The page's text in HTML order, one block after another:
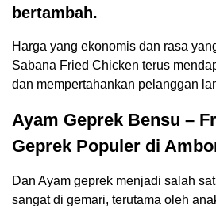
bertambah.
Harga yang ekonomis dan rasa
Sabana Fried Chicken terus
dan mempertahankan pelanggan
Ayam Geprek Bensu –
Geprek Populer di
Dan Ayam geprek menjadi salah
sangat di gemari, terutama oleh